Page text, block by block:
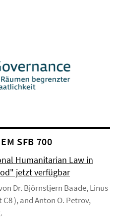
SFB 700
Humanitarian Law in
jetzt verfügbar
Dr. Björnstjern Baade, Linus
C8 ), and Anton O. Petrov,